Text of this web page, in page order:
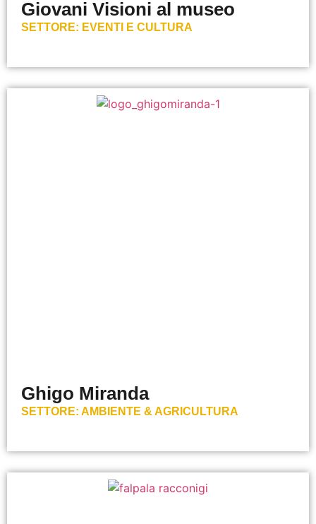
Giovani Visioni al museo
SETTORE: EVENTI E CULTURA
Ghigo Miranda
SETTORE: AMBIENTE & AGRICULTURA